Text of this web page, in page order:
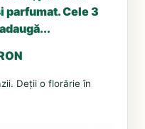
parfumat. Cele 3
Deții o florărie în